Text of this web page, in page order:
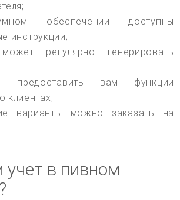
обеспечении доступны
инструкции;
регулярно генерировать
вам функции
клиентах;
варианты можно заказать на
учет в пивном